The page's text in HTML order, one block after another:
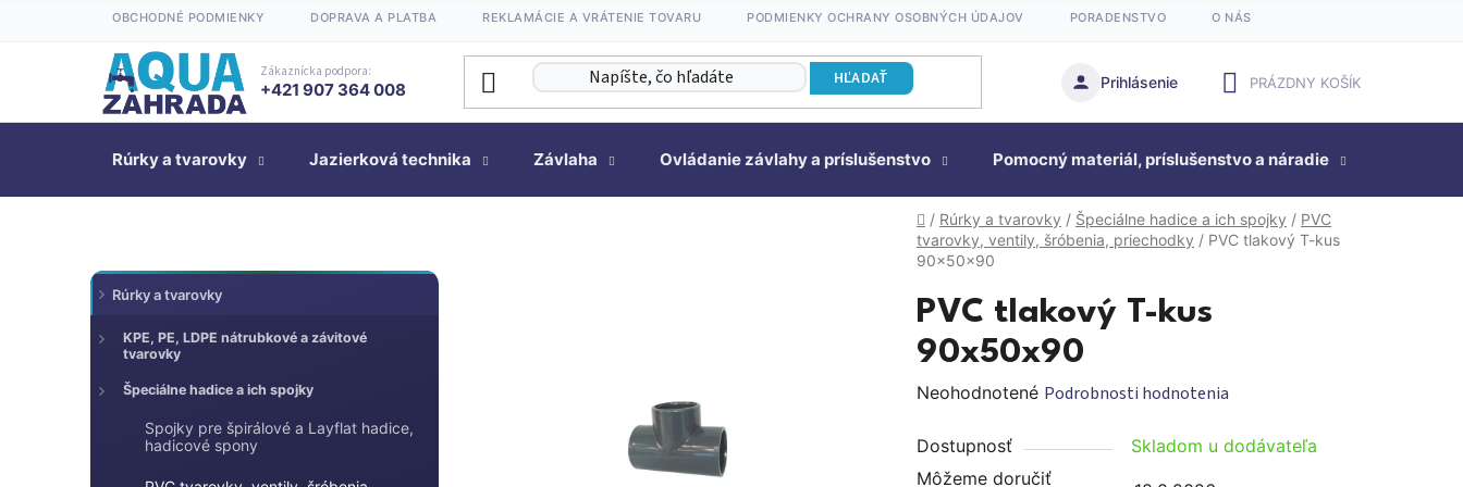
OBCHODNÉ PODMIENKY DOPRAVA A PLATBA REKLAMÁCIE A VRÁTENIE TOVARU PODMIENKY OCHRANY OSOBNÝCH ÚDAJOV PORADENSTVO O NÁS
Zákaznícka podpora:
+421 907 364 008
HĽADAŤ Prihlásenie
KOŠÍK
PRÁZDNY KOŠÍK
Rúrky a tvarovky Jazierková technika Závlaha Ovládanie závlahy a príslušenstvo Pomocný materiál, príslušenstvo a náradie
Domov
/ Rúrky a tvarovky / Špeciálne hadice a ich spojky / PVC
tvarovky, ventily, šróbenia, priechodky / PVC tlakový T-kus
90x50x90
B
o
č
ý
Preskočiť
kategórie
K
a
g
Rúrky a tvarovky
KPE, PE, LDPE nátrubkové a závitové
tvarovky
Špeciálne hadice a ich spojky
Spojky pre špirálové a Layflat hadice,
hadicové spony
PVC tlakový T-kus
90x50x90
Priemerné
produktu
je
Neohodnotené Podrobnosti hodnotenia
Dostupnosť
Skladom u dodávateľa
Môžeme doručiť